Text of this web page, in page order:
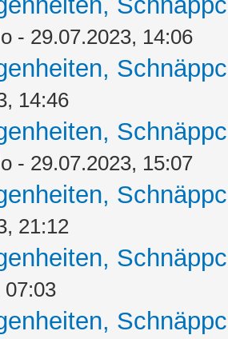
- 29.07.2023, 14:06
14:46
- 29.07.2023, 15:07
21:12
07:03